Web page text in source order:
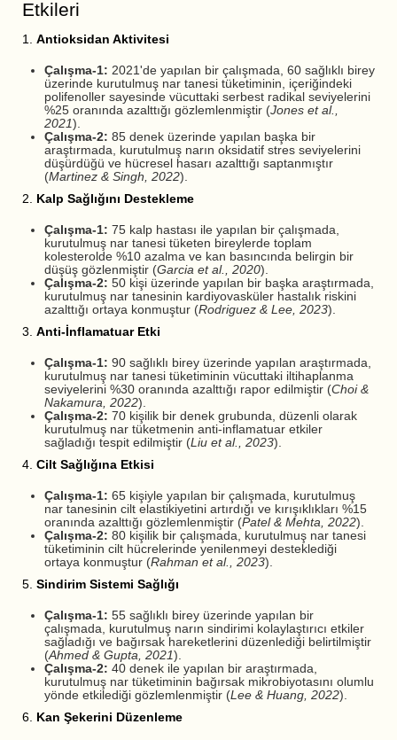
Etkileri
1. Antioksidan Aktivitesi
Çalışma-1: 2021'de yapılan bir çalışmada, 60 sağlıklı birey
üzerinde kurutulmuş nar tanesi tüketiminin, içeriğindeki
polifenoller sayesinde vücuttaki serbest radikal seviyelerini
%25 oranında azalttığı gözlemlenmiştir (Jones et al.,
2021).
Çalışma-2: 85 denek üzerinde yapılan başka bir
araştırmada, kurutulmuş narın oksidatif stres seviyelerini
düşürdüğü ve hücresel hasarı azalttığı saptanmıştır
(Martinez & Singh, 2022).
2. Kalp Sağlığını Destekleme
Çalışma-1: 75 kalp hastası ile yapılan bir çalışmada,
kurutulmuş nar tanesi tüketen bireylerde toplam
kolesterolde %10 azalma ve kan basıncında belirgin bir
düşüş gözlenmiştir (Garcia et al., 2020).
Çalışma-2: 50 kişi üzerinde yapılan bir başka araştırmada,
kurutulmuş nar tanesinin kardiyovasküler hastalık riskini
azalttığı ortaya konmuştur (Rodriguez & Lee, 2023).
3. Anti-İnflamatuar Etki
Çalışma-1: 90 sağlıklı birey üzerinde yapılan araştırmada,
kurutulmuş nar tanesi tüketiminin vücuttaki iltihaplanma
seviyelerini %30 oranında azalttığı rapor edilmiştir (Choi &
Nakamura, 2022).
Çalışma-2: 70 kişilik bir denek grubunda, düzenli olarak
kurutulmuş nar tüketmenin anti-inflamatuar etkiler
sağladığı tespit edilmiştir (Liu et al., 2023).
4. Cilt Sağlığına Etkisi
Çalışma-1: 65 kişiyle yapılan bir çalışmada, kurutulmuş
nar tanesinin cilt elastikiyetini artırdığı ve kırışıklıkları %15
oranında azalttığı gözlemlenmiştir (Patel & Mehta, 2022).
Çalışma-2: 80 kişilik bir çalışmada, kurutulmuş nar tanesi
tüketiminin cilt hücrelerinde yenilenmeyi desteklediği
ortaya konmuştur (Rahman et al., 2023).
5. Sindirim Sistemi Sağlığı
Çalışma-1: 55 sağlıklı birey üzerinde yapılan bir
çalışmada, kurutulmuş narın sindirimi kolaylaştırıcı etkiler
sağladığı ve bağırsak hareketlerini düzenlediği belirtilmiştir
(Ahmed & Gupta, 2021).
Çalışma-2: 40 denek ile yapılan bir araştırmada,
kurutulmuş nar tüketiminin bağırsak mikrobiyotasını olumlu
yönde etkilediği gözlemlenmiştir (Lee & Huang, 2022).
6. Kan Şekerini Düzenleme